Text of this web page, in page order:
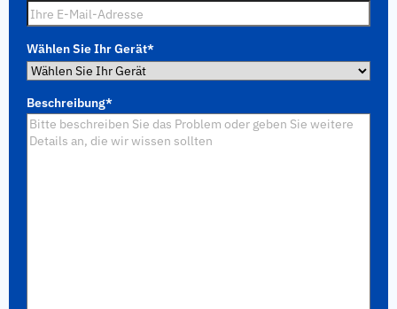
Wählen Sie Ihr Gerät*
Beschreibung*